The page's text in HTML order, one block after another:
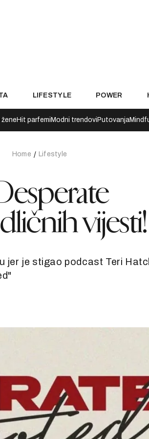
LIFESTYLE POWER
ženeHit parfemi Modni trendovi Putovanja
Home Lifestyle
vijesti!
jer je stigao podcast Teri